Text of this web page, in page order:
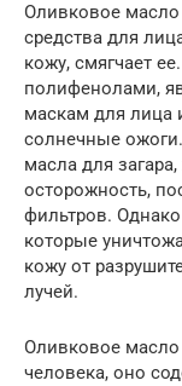
Оливковое
средства для
кожу, смягчает
полифенолами,
маскам для лица
солнечные
масла для
осторожность,
фильтров.
которые
кожу от
лучей.
Оливковое
человека, оно